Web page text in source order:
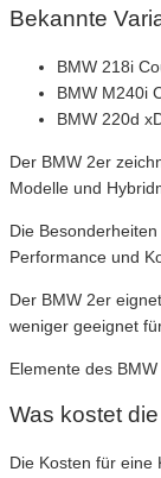
Bekannte
BMW 218i
BMW M240i
BMW 220d
Der BMW 2er
Modelle und
Die
Performance und
Der BMW 2er
weniger geeignet
Elemente des
Was kostet
Die Kosten für eine